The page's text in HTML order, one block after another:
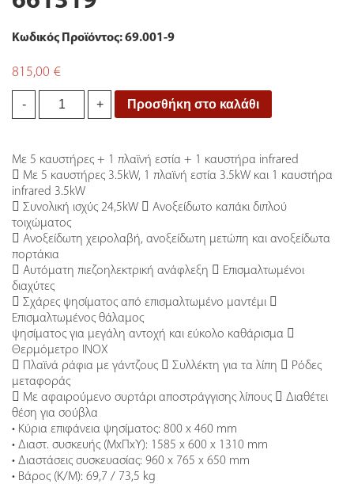
Κωδικός Προϊόντος: 69.001-9
815,00 €
-
Ψησταριά
24,5kw
Unimac
661319
quantity
+ Προσθήκη στο καλάθι
Με 5 καυστήρες + 1 πλαϊνή εστία + 1 καυστήρα infrared
 Με 5 καυστήρες 3.5kW, 1 πλαϊνή εστία 3.5kW και 1 καυστήρα
infrared 3.5kW
 Συνολική ισχύς 24,5kW  Ανοξείδωτο καπάκι διπλού
τοιχώματος
 Ανοξείδωτη χειρολαβή, ανοξείδωτη μετώπη και ανοξείδωτα
πορτάκια
 Αυτόματη πιεζοηλεκτρική ανάφλεξη  Επισμαλτωμένοι
διαχύτες
 Σχάρες ψησίματος από επισμαλτωμένο μαντέμι 
Επισμαλτωμένος θάλαμος
ψησίματος για μεγάλη αντοχή και εύκολο καθάρισμα 
Θερμόμετρο INOX
 Πλαϊνά ράφια με γάντζους  Συλλέκτη για τα λίπη  Ρόδες
μεταφοράς
 Με αφαιρούμενο συρτάρι αποστράγγισης λίπους  Διαθέτει
θέση για σούβλα
• Κύρια επιφάνεια ψησίματος: 800 x 460 mm
• Διαστ. συσκευής (ΜxΠxΥ): 1585 x 600 x 1310 mm
• Διαστάσεις συσκευασίας: 960 x 765 x 650 mm
• Βάρος (Κ/Μ): 69,7 / 73,5 kg